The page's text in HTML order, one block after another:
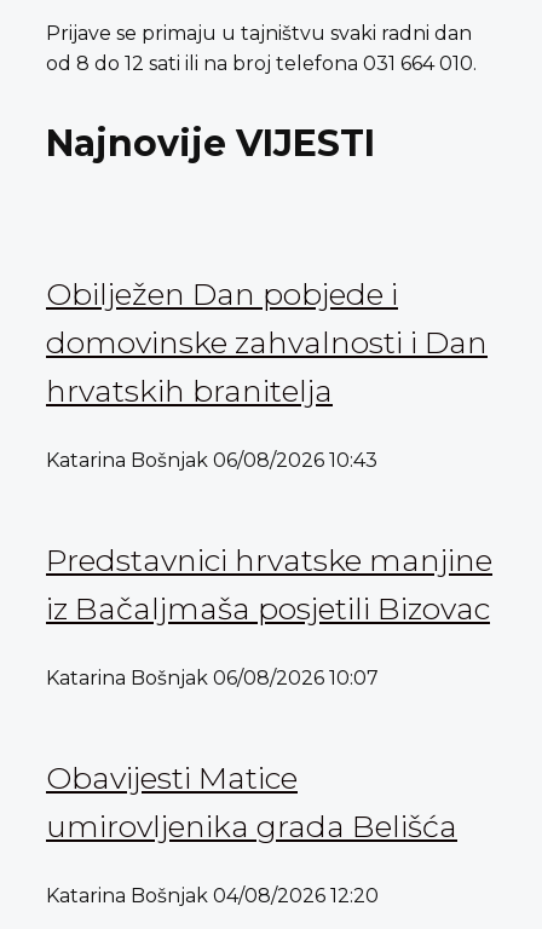
Prijave se primaju u tajništvu svaki radni dan
od 8 do 12 sati ili na broj telefona 031 664 010.
Najnovije VIJESTI
Obilježen Dan pobjede i
domovinske zahvalnosti i Dan
hrvatskih branitelja
Katarina Bošnjak 06/08/2026 10:43
Predstavnici hrvatske manjine
iz Bačaljmaša posjetili Bizovac
Katarina Bošnjak 06/08/2026 10:07
Obavijesti Matice
umirovljenika grada Belišća
Katarina Bošnjak 04/08/2026 12:20